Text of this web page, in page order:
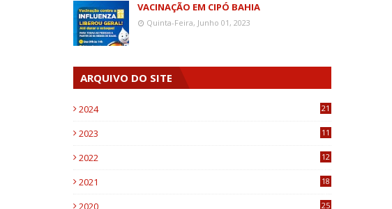
VACINAÇÃO EM CIPÓ BAHIA
Quinta-Feira, Junho 01, 2023
ARQUIVO DO SITE
2024 21
2023
11
2022
12
2021
18
2020 25